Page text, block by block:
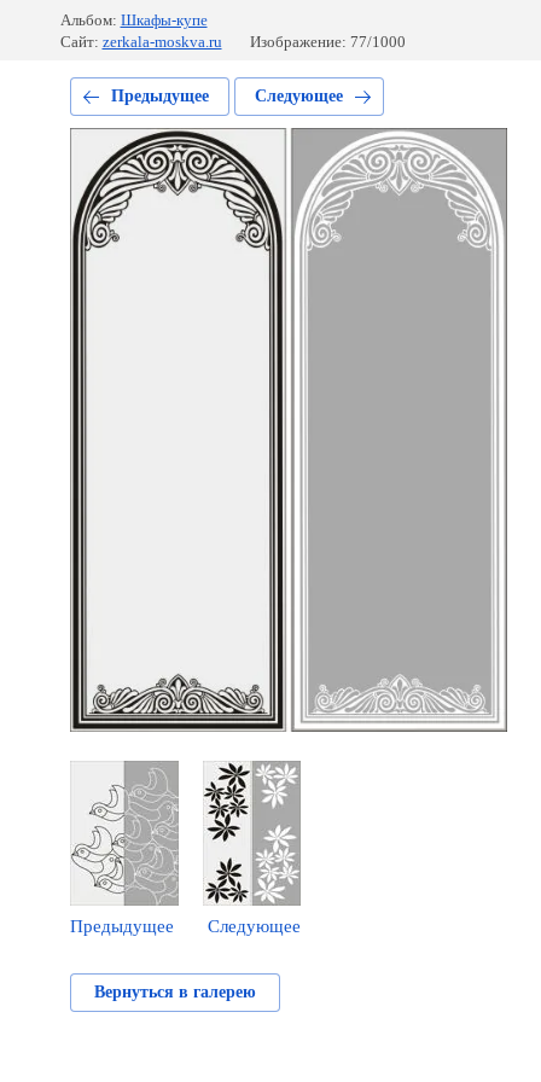
Альбом: Шкафы-купе
Сайт: zerkala-moskva.ru Изображение: 77/1000
Предыдущее Следующее
Предыдущее Следующее
Вернуться в галерею